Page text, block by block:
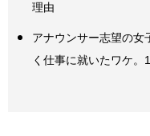
理由
アナウンサー志望の女
く仕事に就いたワケ。